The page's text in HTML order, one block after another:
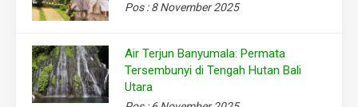
Pos : 8 November 2025
Air Terjun Banyumala: Permata
Tersembunyi di Tengah Hutan Bali
Utara